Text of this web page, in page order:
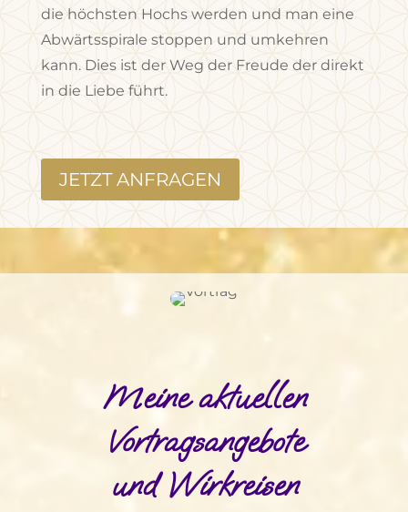
die höchsten Hochs werden und man eine
Abwärtsspirale stoppen und umkehren
kann. Dies ist der Weg der Freude der direkt
in die Liebe führt.
JETZT ANFRAGEN
Meine aktuellen
Vortragsangebote
und Wirkreisen